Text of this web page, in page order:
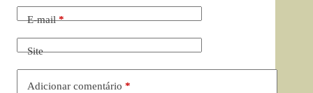
E-mail*
Site
Adicionar comentário *